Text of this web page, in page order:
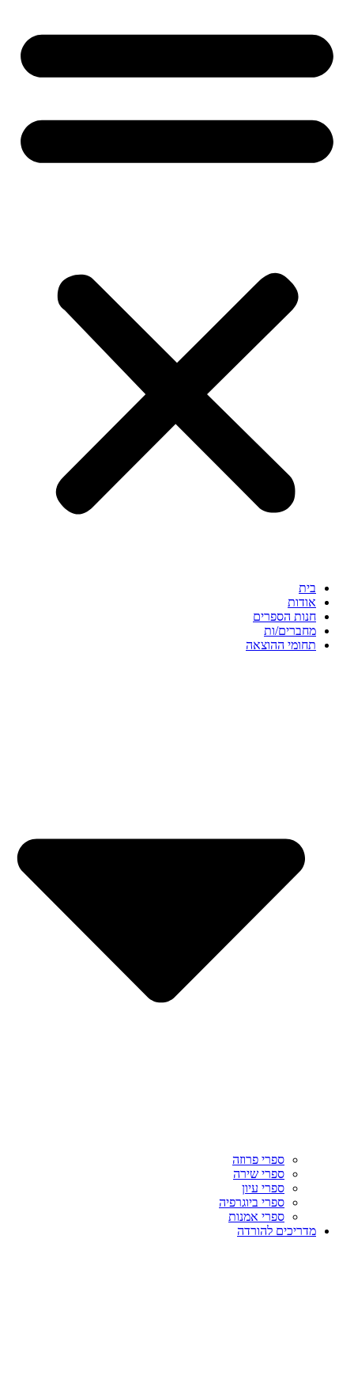
בית
אודות
חנות הספרים
מחברים/ות
תחומי ההוצאה
ספרי פרוזה
ספרי שירה
ספרי עיון
ספרי ביוגרפיה
ספרי אמנות
מדריכים להורדה